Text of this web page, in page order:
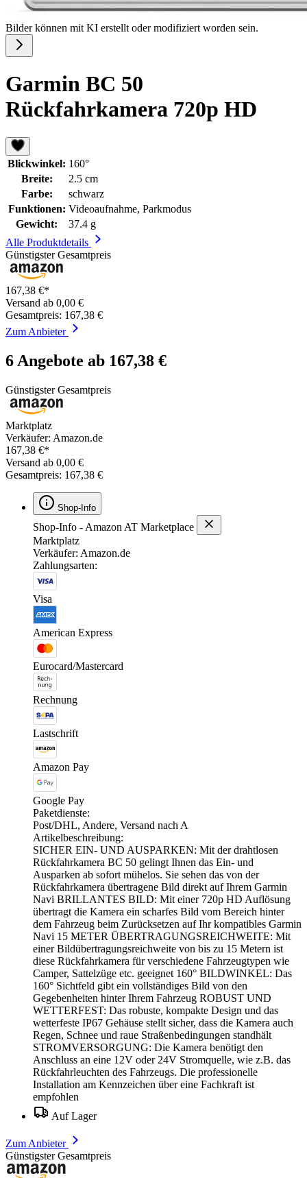
Bilder können mit KI erstellt oder modifiziert worden sein.
Garmin BC 50
Rückfahrkamera 720p HD
Blickwinkel: 160°
Breite:
2.5 cm
Farbe:
schwarz
Funktionen: Videoaufnahme, Parkmodus
Gewicht:
37.4 g
Alle Produktdetails
Günstigster Gesamtpreis
167,38 €*
Versand ab 0,00 €
Gesamtpreis: 167,38 €
Zum Anbieter
6 Angebote ab 167,38 €
Günstigster Gesamtpreis
Marktplatz
Verkäufer: Amazon.de
167,38 €*
Versand ab 0,00 €
Gesamtpreis: 167,38 €
Shop-Info
Shop-Info - Amazon AT Marketplace
Marktplatz
Verkäufer: Amazon.de
Zahlungsarten:
Visa
American Express
Eurocard/Mastercard
Rechnung
Lastschrift
Amazon Pay
Google Pay
Paketdienste:
Post/DHL, Andere, Versand nach A
Artikelbeschreibung:
SICHER EIN- UND AUSPARKEN: Mit der drahtlosen
Rückfahrkamera BC 50 gelingt Ihnen das Ein- und
Ausparken ab sofort mühelos. Sie sehen das von der
Rückfahrkamera übertragene Bild direkt auf Ihrem Garmin
Navi BRILLANTES BILD: Mit einer 720p HD Auflösung
übertragt die Kamera ein scharfes Bild vom Bereich hinter
dem Fahrzeug beim Zurücksetzen auf Ihr kompatibles Garmin
Navi 15 METER ÜBERTRAGUNGSREICHWEITE: Mit
einer Bildübertragungsreichweite von bis zu 15 Metern ist
diese Rückfahrkamera für verschiedene Fahrzeugtypen wie
Camper, Sattelzüge etc. geeignet 160° BILDWINKEL: Das
160° Sichtfeld gibt ein vollständiges Bild von den
Gegebenheiten hinter Ihrem Fahrzeug ROBUST UND
WETTERFEST: Das robuste, kompakte Design und das
wetterfeste IP67 Gehäuse stellt sicher, dass die Kamera auch
Regen, Schnee und raue Straßenbedingungen standhält
STROMVERSORGUNG: Die Kamera benötigt den
Anschluss an eine 12V oder 24V Stromquelle, wie z.B. das
Rückfahrleuchten des Fahrzeugs. Die professionelle
Installation am Kennzeichen über eine Fachkraft ist
empfohlen
Auf Lager
Zum Anbieter
Günstigster Gesamtpreis